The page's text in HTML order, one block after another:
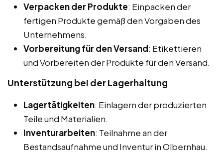
Verpacken der Produkte: Einpacken der
fertigen Produkte gemäß den Vorgaben des
Unternehmens.
Vorbereitung für den Versand: Etikettieren
und Vorbereiten der Produkte für den Versand.
Unterstützung bei der Lagerhaltung
Lagertätigkeiten: Einlagern der produzierten
Teile und Materialien.
Inventurarbeiten: Teilnahme an der
Bestandsaufnahme und Inventur in Olbernhau.